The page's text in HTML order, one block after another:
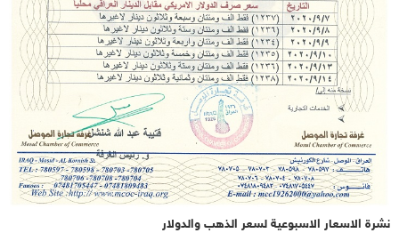
نشرة الاسعار الاسبوعية لسعر الذهب والدولار